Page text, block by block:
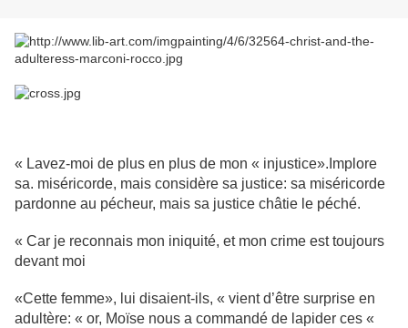
« Lavez-moi de plus en plus de mon « injustice».Implore
sa. miséricorde, mais considère sa justice: sa miséricorde
pardonne au pécheur, mais sa justice châtie le péché.
« Car je reconnais mon iniquité, et mon crime est toujours
devant moi
«Cette femme», lui disaient-ils, « vient d’être surprise en
adultère: « or, Moïse nous a commandé de lapider ces «